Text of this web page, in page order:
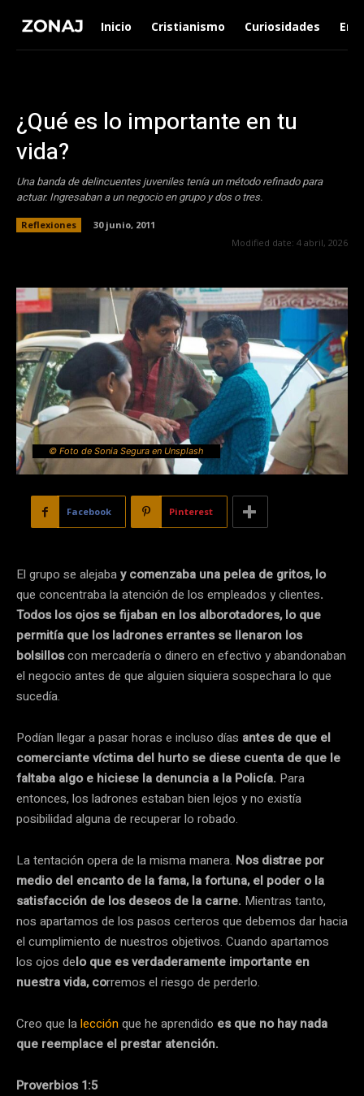
Inicio Cristianismo Curiosidades
¿Qué es lo importante en tu
vida?
Una banda de delincuentes juveniles tenía un método refinado para
actuar. Ingresaban a un negocio en grupo y dos o tres.
Reflexiones
30 junio, 2011
Modified date: 4 abril, 2026
© Foto de Sonia Segura en Unsplash
Facebook Pinterest
El grupo se alejabay comenzaba una pelea de gritos, lo
que concentraba la atención de los empleados y clientes.
Todos los ojos se fijaban en los alborotadores, lo que
permitía que los ladrones errantes se llenaron los
bolsilloscon mercadería o dinero en efectivo y abandonaban
el negocio antes de que alguien siquiera sospechara lo que
sucedía.
Podían llegar a pasar horas e incluso días antes de que el
comerciante víctima del hurto se diese cuenta de que le
faltaba algo e hiciese la denuncia a la Policía. Para
entonces, los ladrones estaban bien lejos y no existía
posibilidad alguna de recuperar lo robado.
La tentación opera de la misma manera. Nos distrae por
medio del encanto de la fama, la fortuna, el poder o la
satisfacción de los deseos de la carne. Mientras tanto,
nos apartamos de los pasos certeros que debemos dar hacia
el cumplimiento de nuestros objetivos. Cuando apartamos
los ojos delo que es verdaderamente importante en
nuestra vida, corremos el riesgo de perderlo.
Creo que lalecciónque he aprendido es que no hay nada
que reemplace el prestar atención.
Proverbios 1:5